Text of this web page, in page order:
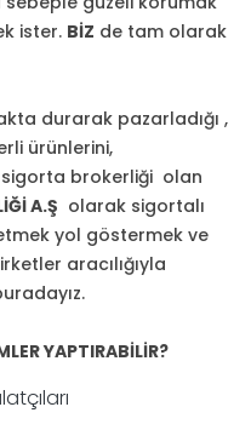
ister. BİZ de tam olarak
durarak pazarladığı ,
ürünlerini,
brokerliği olan
A.Ş olarak sigortalı
yol göstermek ve
aracılığıyla
YAPTIRABİLİR?